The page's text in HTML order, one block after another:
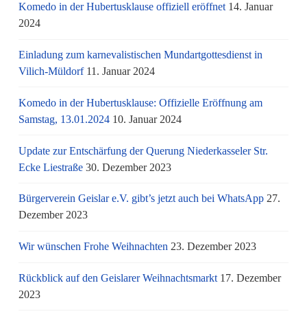
Komedo in der Hubertusklause offiziell eröffnet 14. Januar
2024
Einladung zum karnevalistischen Mundartgottesdienst in
Vilich-Müldorf 11. Januar 2024
Komedo in der Hubertusklause: Offizielle Eröffnung am
Samstag, 13.01.2024 10. Januar 2024
Update zur Entschärfung der Querung Niederkasseler Str.
Ecke Liestraße 30. Dezember 2023
Bürgerverein Geislar e.V. gibt’s jetzt auch bei WhatsApp 27.
Dezember 2023
Wir wünschen Frohe Weihnachten 23. Dezember 2023
Rückblick auf den Geislarer Weihnachtsmarkt 17. Dezember
2023